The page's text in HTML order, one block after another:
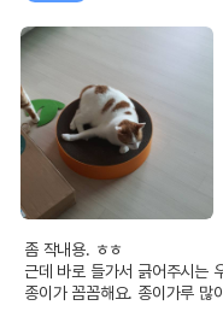
좀 작내용. ㅎㅎ
근데 바로 들가서 긁어주시는
종이가 꼼꼼해요. 종이가루 많